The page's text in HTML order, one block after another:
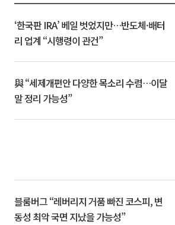
‘한국판 IRA’ 베일 벗었지만…반도체·배터
리 업계 “시행령이 관건”
與 “세제개편안 다양한 목소리 수렴…이달
말 정리 가능성”
블룸버그 “레버리지 거품 빠진 코스피, 변
동성 최악 국면 지났을 가능성”